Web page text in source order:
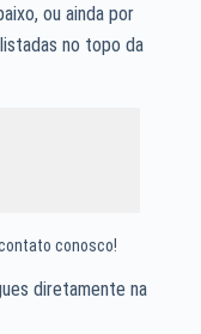
ou ainda por
no topo da
conosco!
diretamente na